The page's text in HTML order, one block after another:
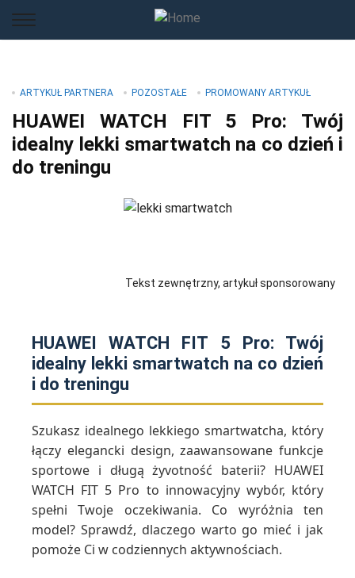
ARTYKUŁ PARTNERA POZOSTAŁE PROMOWANY ARTYKUŁ
HUAWEI WATCH FIT 5 Pro: Twój
idealny lekki smartwatch na co dzień i
do treningu
Tekst zewnętrzny, artykuł sponsorowany
HUAWEI WATCH FIT 5 Pro: Twój
idealny lekki smartwatch na co dzień
i do treningu
Szukasz idealnego lekkiego smartwatcha, który
łączy elegancki design, zaawansowane funkcje
sportowe i długą żyvotność baterii? HUAWEI
WATCH FIT 5 Pro to innowacyjny wybór, który
spełni Twoje oczekiwania. Co wyróżnia ten
model? Sprawdź, dlaczego warto go mieć i jak
pomoże Ci w codziennych aktywnościach.